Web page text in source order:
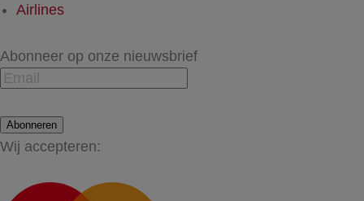
Airlines
Abonneer op onze nieuwsbrief
Abonneren
Wij accepteren: